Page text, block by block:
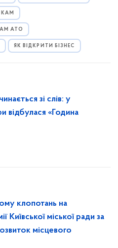
АТО
ЯК ВІДКРИТИ БІЗНЕС
зі слів: у
відбулася «Година
клопотань на
Київської міської ради за
місцевого